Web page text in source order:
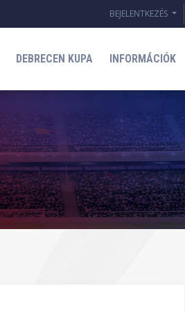
BEJELENTKEZÉS
DEBRECEN KUPA INFORMÁCIÓK